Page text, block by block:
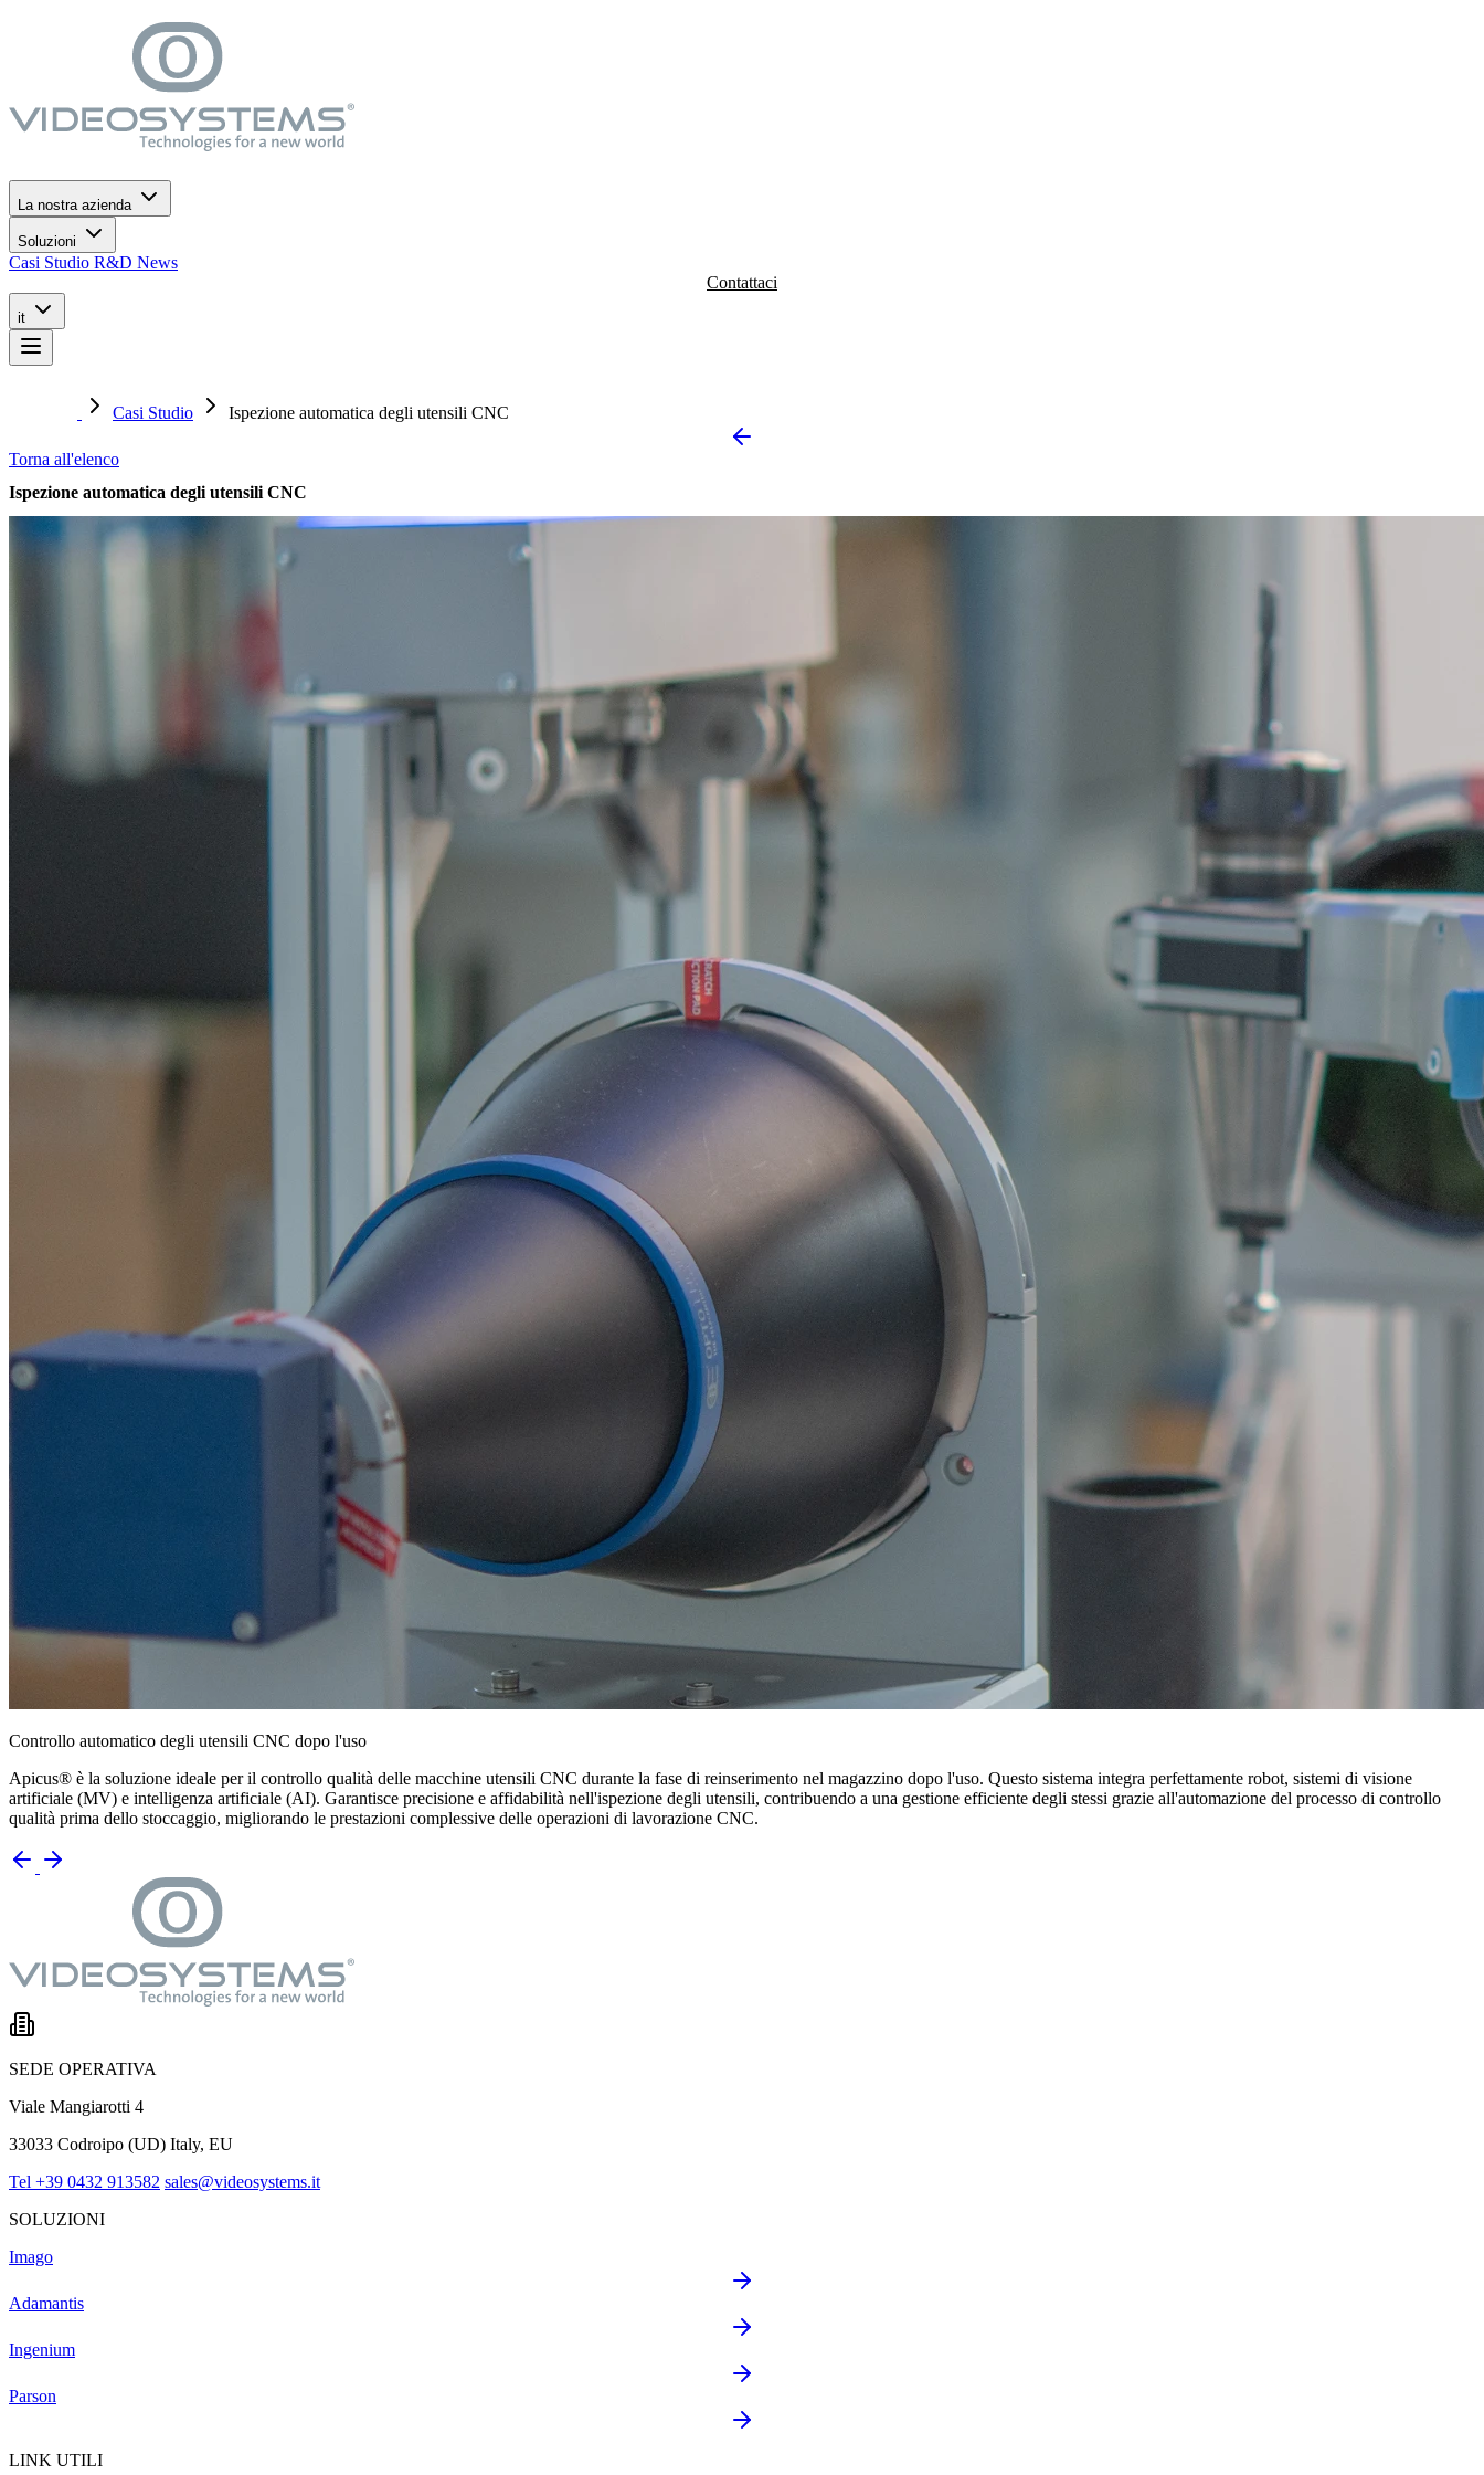
Vai al menù di navigazione
Vai al contenuto principale
La nostra azienda
Soluzioni
Casi Studio R&D News
Contattaci
it
Casi Studio Ispezione automatica degli utensili CNC
Torna all'elenco
Ispezione automatica degli utensili CNC
Controllo automatico degli utensili CNC dopo l'uso
Apicus® è la soluzione ideale per il controllo qualità delle macchine utensili CNC durante la fase di reinserimento nel magazzino dopo l'uso. Questo sistema integra perfettamente robot, sistemi di visione
artificiale (MV) e intelligenza artificiale (AI). Garantisce precisione e affidabilità nell'ispezione degli utensili, contribuendo a una gestione efficiente degli stessi grazie all'automazione del processo di controllo
qualità prima dello stoccaggio, migliorando le prestazioni complessive delle operazioni di lavorazione CNC.
SEDE OPERATIVA
Viale Mangiarotti 4
33033 Codroipo (UD) Italy, EU
Tel +39 0432 913582 sales@videosystems.it
SOLUZIONI
Imago
Adamantis
Ingenium
Parson
LINK UTILI